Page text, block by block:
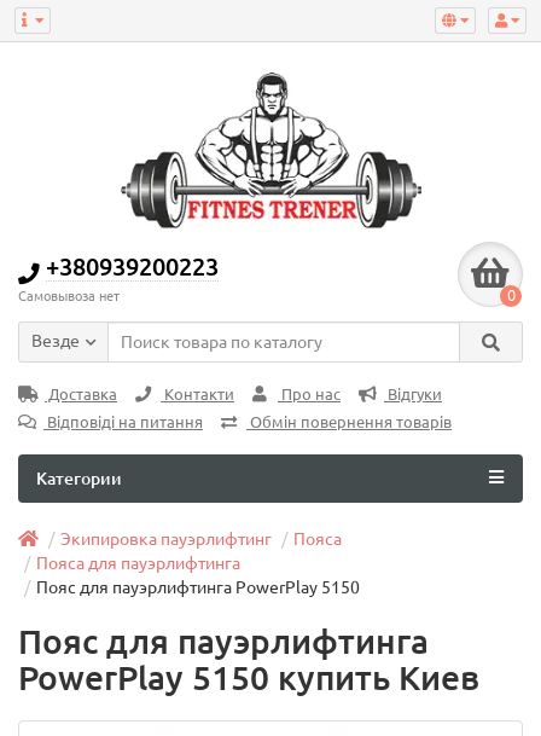
+380939200223
Самовывоза нет 0
Везде
Доставка Контакти Про нас
Відгуки
Відповіді на питання
Обмін повернення товарів
Категории
Экипировка пауэрлифтинг
Пояса
Пояса для пауэрлифтинга
Пояс для пауэрлифтинга PowerPlay 5150
Пояс для пауэрлифтинга
PowerPlay 5150 купить Киев